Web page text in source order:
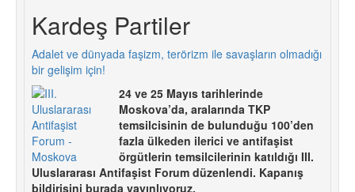
Kardeş Partiler
Adalet ve dünyada faşizm, terörizm ile savaşların olmadığı
bir gelişim için!
24 ve 25 Mayıs tarihlerinde
Moskova’da, aralarında TKP
temsilcisinin de bulunduğu 100’den
fazla ülkeden ilerici ve antifaşist
örgütlerin temsilcilerinin katıldığı III.
Uluslararası Antifaşist Forum düzenlendi. Kapanış
bildirisini burada yayınlıyoruz.